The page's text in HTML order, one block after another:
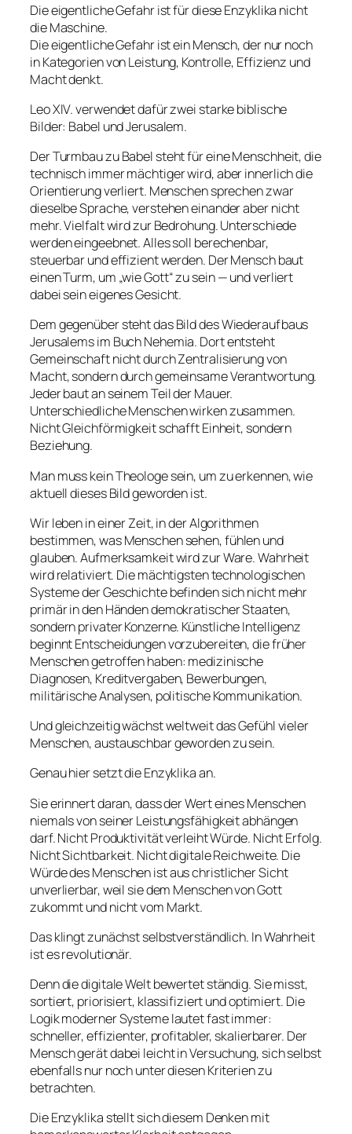
Die eigentliche Gefahr ist für diese Enzyklika nicht
die Maschine.
Die eigentliche Gefahr ist ein Mensch, der nur noch
in Kategorien von Leistung, Kontrolle, Effizienz und
Macht denkt.
Leo XIV. verwendet dafür zwei starke biblische
Bilder: Babel und Jerusalem.
Der Turmbau zu Babel steht für eine Menschheit, die
technisch immer mächtiger wird, aber innerlich die
Orientierung verliert. Menschen sprechen zwar
dieselbe Sprache, verstehen einander aber nicht
mehr. Vielfalt wird zur Bedrohung. Unterschiede
werden eingeebnet. Alles soll berechenbar,
steuerbar und effizient werden. Der Mensch baut
einen Turm, um „wie Gott“ zu sein — und verliert
dabei sein eigenes Gesicht.
Dem gegenüber steht das Bild des Wiederaufbaus
Jerusalems im Buch Nehemia. Dort entsteht
Gemeinschaft nicht durch Zentralisierung von
Macht, sondern durch gemeinsame Verantwortung.
Jeder baut an seinem Teil der Mauer.
Unterschiedliche Menschen wirken zusammen.
Nicht Gleichförmigkeit schafft Einheit, sondern
Beziehung.
Man muss kein Theologe sein, um zu erkennen, wie
aktuell dieses Bild geworden ist.
Wir leben in einer Zeit, in der Algorithmen
bestimmen, was Menschen sehen, fühlen und
glauben. Aufmerksamkeit wird zur Ware. Wahrheit
wird relativiert. Die mächtigsten technologischen
Systeme der Geschichte befinden sich nicht mehr
primär in den Händen demokratischer Staaten,
sondern privater Konzerne. Künstliche Intelligenz
beginnt Entscheidungen vorzubereiten, die früher
Menschen getroffen haben: medizinische
Diagnosen, Kreditvergaben, Bewerbungen,
militärische Analysen, politische Kommunikation.
Und gleichzeitig wächst weltweit das Gefühl vieler
Menschen, austauschbar geworden zu sein.
Genau hier setzt die Enzyklika an.
Sie erinnert daran, dass der Wert eines Menschen
niemals von seiner Leistungsfähigkeit abhängen
darf. Nicht Produktivität verleiht Würde. Nicht Erfolg.
Nicht Sichtbarkeit. Nicht digitale Reichweite. Die
Würde des Menschen ist aus christlicher Sicht
unverlierbar, weil sie dem Menschen von Gott
zukommt und nicht vom Markt.
Das klingt zunächst selbstverständlich. In Wahrheit
ist es revolutionär.
Denn die digitale Welt bewertet ständig. Sie misst,
sortiert, priorisiert, klassifiziert und optimiert. Die
Logik moderner Systeme lautet fast immer:
schneller, effizienter, profitabler, skalierbarer. Der
Mensch gerät dabei leicht in Versuchung, sich selbst
ebenfalls nur noch unter diesen Kriterien zu
betrachten.
Die Enzyklika stellt sich diesem Denken mit